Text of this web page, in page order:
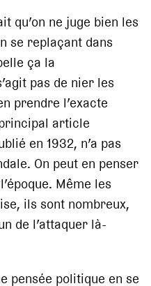
qu’on ne juge bien les
se replaçant dans
ça la
pas de nier les
prendre l’exacte
article
en 1932, n’a pas
On peut en penser
Même les
ils sont nombreux,
de l’attaquer là-
pensée politique en se